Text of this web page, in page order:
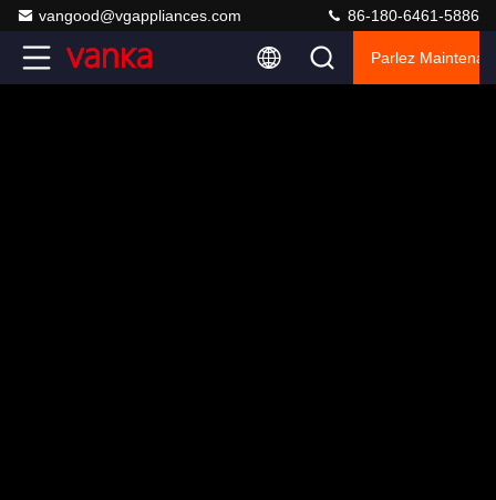
vangood@vgappliances.com 86-180-6461-5886
Parlez